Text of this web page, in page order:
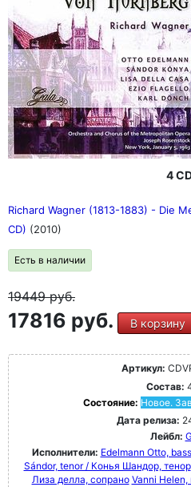
4
Richard Wagner (1813-1883) - Die
CD) (2010)
Есть в наличии
19449руб.
17816 руб. В корзину
Артикул:
Состав:
Состояние: Новое.
Дата релиза:
Лейбл:
Исполнители: Edelmann Otto,
Sándor, tenor / Конья Шандор, тенор
Лиза делла, сопрано Vanni